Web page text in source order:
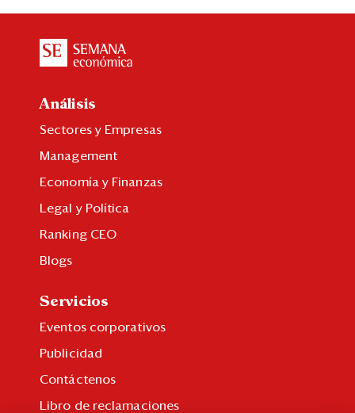
Análisis
Sectores y Empresas
Management
Economía y Finanzas
Legal y Política
Ranking CEO
Blogs
Servicios
Eventos corporativos
Publicidad
Contáctenos
Libro de reclamaciones